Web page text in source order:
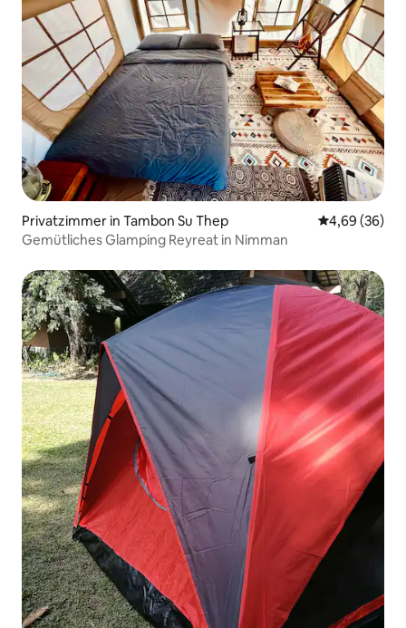
Privatzimmer in Tambon Su Thep
4,69 (36)
Gemütliches Glamping Reyreat in Nimman